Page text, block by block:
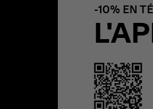
-10% EN